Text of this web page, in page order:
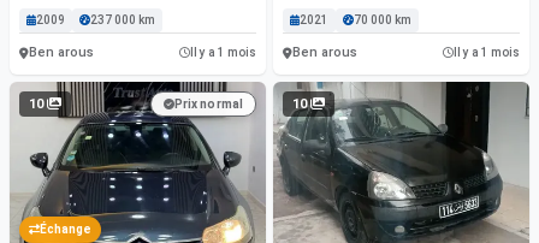
2009 237 000 km
Ben arous Il y a 1 mois
2021 70 000 km
Ben arous Il y a 1 mois
10
Échange
Prix normal 10